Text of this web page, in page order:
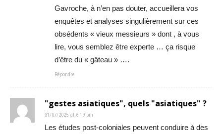
Gavroche, à n’en pas douter, accueillera vos
enquêtes et analyses singulièrement sur ces
obsédents « vieux messieurs » dont , à vous
lire, vous semblez être experte … ça risque
d’être du « gâteau » ….
Répondre
"gestes asiatiques", quels "asiatiques" ?
31/07/2025 at 6:19 pm
Les études post-coloniales peuvent conduire à des